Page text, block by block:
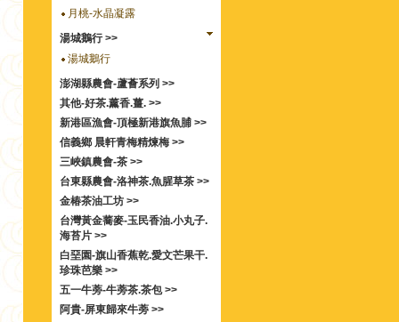
月桃-水晶凝露
湯城鵝行 >>
湯城鵝行
澎湖縣農會-蘆薈系列 >>
其他-好茶.薰香.薑. >>
新港區漁會-頂極新港旗魚脯 >>
信義鄉 晨軒青梅精煉梅 >>
三峽鎮農會-茶 >>
台東縣農會-洛神茶.魚腥草茶 >>
金椿茶油工坊 >>
台灣黃金蕎麥-玉民香油.小丸子.
海苔片 >>
白堊園-旗山香蕉乾.愛文芒果干.
珍珠芭樂 >>
五一牛蒡-牛蒡茶.茶包 >>
阿貴-屏東歸來牛蒡 >>